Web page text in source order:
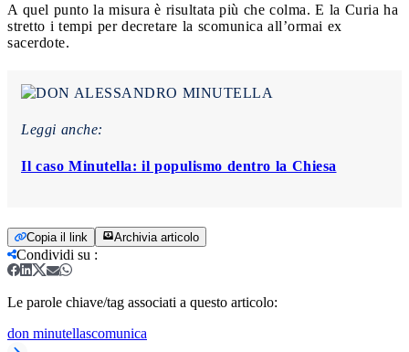
A quel punto la misura è risultata più che colma. E la Curia ha
stretto i tempi per decretare la scomunica all’ormai ex
sacerdote.
Leggi anche:
Il caso Minutella: il populismo dentro la Chiesa
Copia il link Archivia articolo
Condividi su :
Le parole chiave/tag associati a questo articolo:
don minutellascomunica